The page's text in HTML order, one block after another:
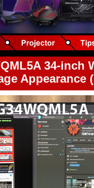
34-inch
Appearance